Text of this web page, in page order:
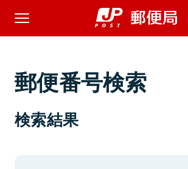
郵便番号検索
検索結果